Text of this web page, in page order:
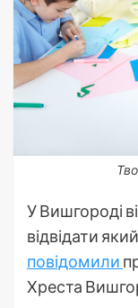
У Вишгороді
відвідати
повідомили
Хреста